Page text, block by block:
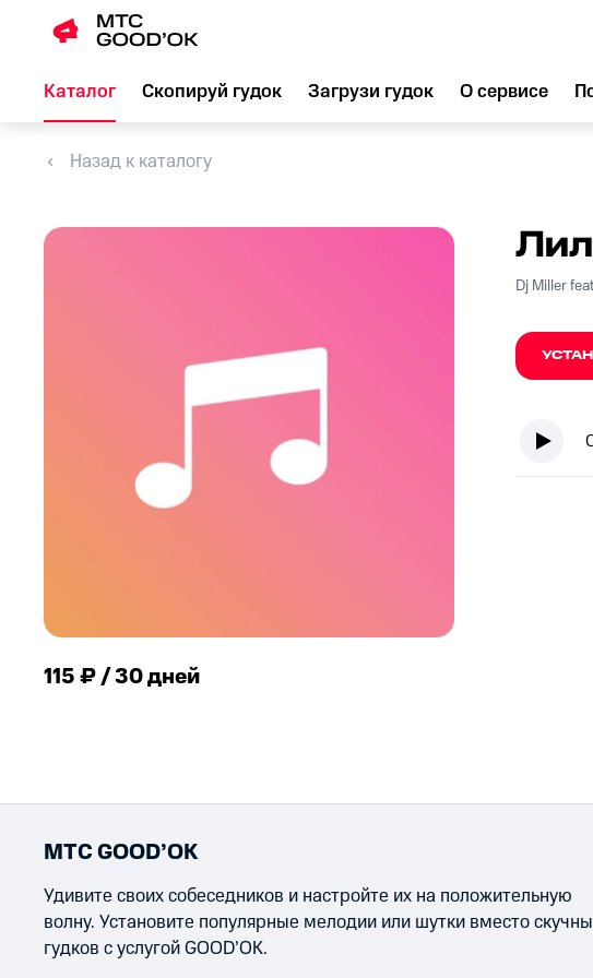
Каталог Скопируй гудок Загрузи гудок О сервисе
Назад к каталогу
115 ₽ / 30 дней
Dj Miller
МТС GOOD’OK
Удивите своих собеседников и настройте их на положительную
волну. Установите популярные мелодии или шутки вместо
гудков с услугой GOOD’OK.